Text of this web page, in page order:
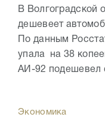
В Волгоградской
дешевеет
По данным
упала на 38
АИ-92 подешевел
Экономика